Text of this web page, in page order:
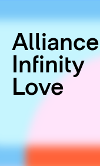
Alliance
Infinity
Love